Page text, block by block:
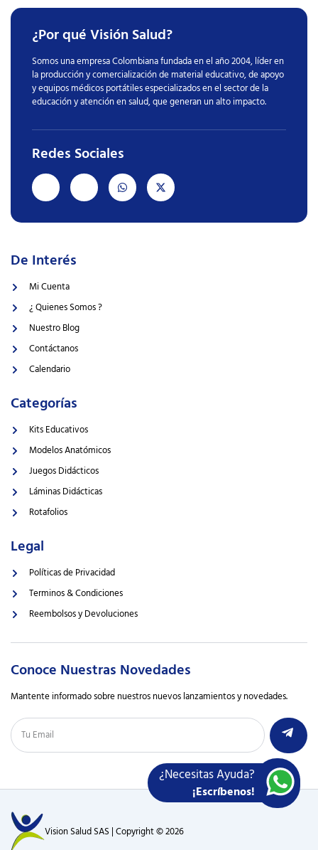
¿Por qué Visión Salud?
Somos una empresa Colombiana fundada en el año 2004, líder en
la producción y comercialización de material educativo, de apoyo
y equipos médicos portátiles especializados en el sector de la
educación y atención en salud, que generan un alto impacto.
Redes Sociales
De Interés
Mi Cuenta
¿ Quienes Somos ?
Nuestro Blog
Contáctanos
Calendario
Categorías
Kits Educativos
Modelos Anatómicos
Juegos Didácticos
Láminas Didácticas
Rotafolios
Legal
Políticas de Privacidad
Terminos & Condiciones
Reembolsos y Devoluciones
Conoce Nuestras Novedades
Mantente informado sobre nuestros nuevos lanzamientos y novedades.
Vision Salud SAS | Copyright © 2026
¿Necesitas Ayuda?
¡Escríbenos!